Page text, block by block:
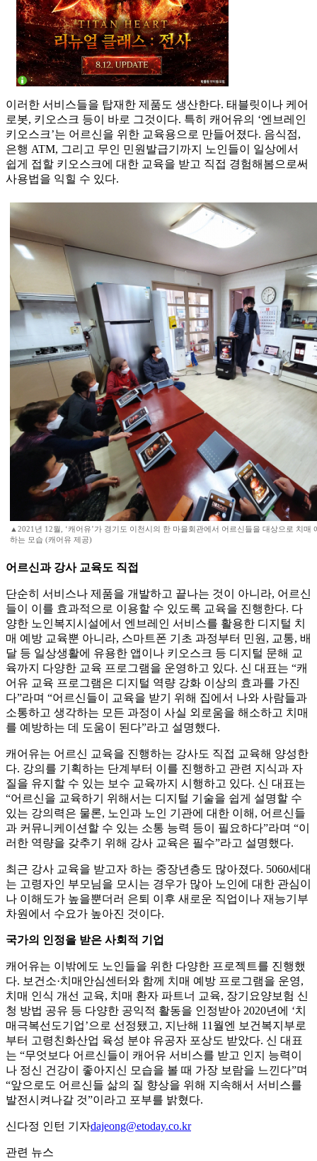
이러한 서비스들을 탑재한 제품도 생산한다. 태블릿이나 케어
로봇, 키오스크 등이 바로 그것이다. 특히 캐어유의 ‘엔브레인
키오스크’는 어르신을 위한 교육용으로 만들어졌다. 음식점,
은행 ATM, 그리고 무인 민원발급기까지 노인들이 일상에서
쉽게 접할 키오스크에 대한 교육을 받고 직접 경험해봄으로써
사용법을 익힐 수 있다.
▲2021년 12월, ‘캐어유’가 경기도 이천시의 한 마을회관에서 어르신들을 대상으로 치매
하는 모습 (캐어유 제공)
어르신과 강사 교육도 직접
단순히 서비스나 제품을 개발하고 끝나는 것이 아니라, 어르신
들이 이를 효과적으로 이용할 수 있도록 교육을 진행한다. 다
양한 노인복지시설에서 엔브레인 서비스를 활용한 디지털 치
매 예방 교육뿐 아니라, 스마트폰 기초 과정부터 민원, 교통, 배
달 등 일상생활에 유용한 앱이나 키오스크 등 디지털 문해 교
육까지 다양한 교육 프로그램을 운영하고 있다. 신 대표는 “캐
어유 교육 프로그램은 디지털 역량 강화 이상의 효과를 가진
다”라며 “어르신들이 교육을 받기 위해 집에서 나와 사람들과
소통하고 생각하는 모든 과정이 사실 외로움을 해소하고 치매
를 예방하는 데 도움이 된다”라고 설명했다.
캐어유는 어르신 교육을 진행하는 강사도 직접 교육해 양성한
다. 강의를 기획하는 단계부터 이를 진행하고 관련 지식과 자
질을 유지할 수 있는 보수 교육까지 시행하고 있다. 신 대표는
“어르신을 교육하기 위해서는 디지털 기술을 쉽게 설명할 수
있는 강의력은 물론, 노인과 노인 기관에 대한 이해, 어르신들
과 커뮤니케이션할 수 있는 소통 능력 등이 필요하다”라며 “이
러한 역량을 갖추기 위해 강사 교육은 필수”라고 설명했다.
최근 강사 교육을 받고자 하는 중장년층도 많아졌다. 5060세대
는 고령자인 부모님을 모시는 경우가 많아 노인에 대한 관심이
나 이해도가 높을뿐더러 은퇴 이후 새로운 직업이나 재능기부
차원에서 수요가 높아진 것이다.
국가의 인정을 받은 사회적 기업
캐어유는 이밖에도 노인들을 위한 다양한 프로젝트를 진행했
다. 보건소·치매안심센터와 함께 치매 예방 프로그램을 운영,
치매 인식 개선 교육, 치매 환자 파트너 교육, 장기요양보험 신
청 방법 공유 등 다양한 공익적 활동을 인정받아 2020년에 ‘치
매극복선도기업’으로 선정됐고, 지난해 11월엔 보건복지부로
부터 고령친화산업 육성 분야 유공자 포상도 받았다. 신 대표
는 “무엇보다 어르신들이 캐어유 서비스를 받고 인지 능력이
나 정신 건강이 좋아지신 모습을 볼 때 가장 보람을 느낀다”며
“앞으로도 어르신들 삶의 질 향상을 위해 지속해서 서비스를
발전시켜나갈 것”이라고 포부를 밝혔다.
신다정 인턴 기자dajeong@etoday.co.kr
관련 뉴스